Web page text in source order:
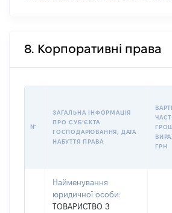
8. Корпоративні права
№
ЗАГАЛЬНА ІНФОРМАЦІЯ
ПРО СУБʼЄКТА
ГОСПОДАРЮВАННЯ, ДАТА
НАБУТТЯ ПРАВА
ГРН
Найменування
юридичної особи:
ТОВАРИСТВО З